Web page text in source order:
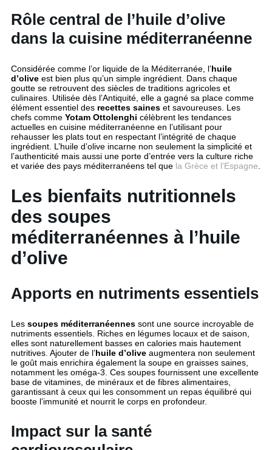
Rôle central de l’huile d’olive
dans la cuisine méditerranéenne
Considérée comme l’or liquide de la Méditerranée, l’huile
d’olive est bien plus qu’un simple ingrédient. Dans chaque
goutte se retrouvent des siècles de traditions agricoles et
culinaires. Utilisée dès l’Antiquité, elle a gagné sa place comme
élément essentiel des recettes saines et savoureuses. Les
chefs comme Yotam Ottolenghi célèbrent les tendances
actuelles en cuisine méditerranéenne en l’utilisant pour
rehausser les plats tout en respectant l’intégrité de chaque
ingrédient. L’huile d’olive incarne non seulement la simplicité et
l’authenticité mais aussi une porte d’entrée vers la culture riche
et variée des pays méditerranéens tel que la Grèce et l’Espagne
Les bienfaits nutritionnels
des soupes
méditerranéennes à l’huile
d’olive
Apports en nutriments essentiels
Les soupes méditerranéennes sont une source incroyable de
nutriments essentiels. Riches en légumes locaux et de saison,
elles sont naturellement basses en calories mais hautement
nutritives. Ajouter de l’huile d’olive augmentera non seulement
le goût mais enrichira également la soupe en graisses saines,
notamment les oméga-3. Ces soupes fournissent une excellente
base de vitamines, de minéraux et de fibres alimentaires,
garantissant à ceux qui les consomment un repas équilibré qui
booste l’immunité et nourrit le corps en profondeur.
Impact sur la santé